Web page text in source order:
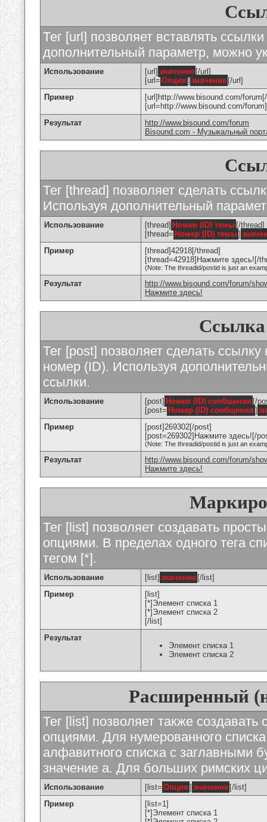
Тег [url] позволяет вставлять
дополнительный параметр, можно
Использование [url] значение [/url]
[url= Опция ] значение [/url]
Пример
[url]http://www.bisound.com/
[url=http://www.bisound.com/
Результат
http://www.bisound.com/forum
Bisound.com - Музыкальный
Тег [thread] позволяет сделать
Используя дополнительный
Использование [thread] Номер (ID) темы [/thread]
[thread= Номер (ID) темы]
Пример
[thread]42918[/thread]
[thread=42918]Нажмите здесь![/
(Note: The threadid/postid is just an
Результат
http://www.bisound.com/forum/
Нажмите здесь!
Ссылка
Тег [post] позволяет сделать
номер (ID). Используя
ссылки.
Использование [post] Номер (ID) сообщения [/
[post= Номер (ID) сообщения ]
Пример
[post]269302[/post]
[post=269302]Нажмите здесь![/
(Note: The threadid/postid is just an
Результат
http://www.bisound.com/forum/
Нажмите здесь!
Тег [list] позволяет создавать
опциями. В пределах одного тега
тегом [*].
Использование [list] значение [/list]
Пример
[list]
[*]Элемент списка 1
[*]Элемент списка 2
[/list]
Результат
Элемент списка 1
Элемент списка 2
Расширенный
Тег [list] позволяет также
опциями. Для нумерованного
алфавитного списка с заглавными
значение а. Для больших римских
Использование [list= Опция ] значение [/list]
Пример
[list=1]
[*]Элемент списка 1